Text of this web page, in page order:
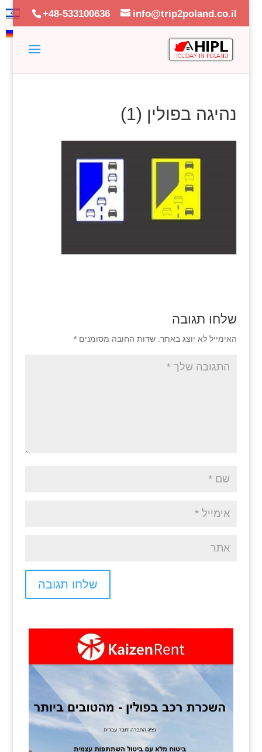
+48-533100636 info@trip2poland.co.il
נהיגה בפולין (1)
שלחו תגובה
האימייל לא יוצג באתר. שדות החובה מסומנים *